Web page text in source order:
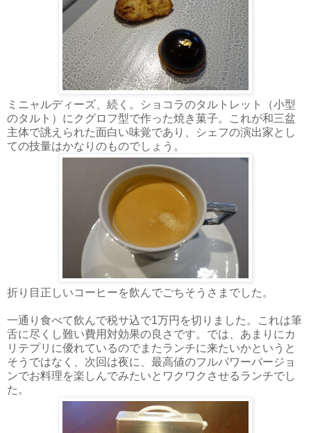
ミニャルディーズ、続く。ショコラのタルトレット（小型
のタルト）にクグロフ型で作った焼き菓子。これが和三盆
主体で誂えられた面白い味覚であり、シェフの演出家とし
ての技量はかなりのものでしょう。
折り目正しいコーヒーを飲んでごちそうさまでした。
一通り食べて飲んで税サ込で1万円を切りました。これは筆
舌に尽くし難い費用対効果の良さです。では、あまりにカ
リテプリに優れているのでまたランチに来たいかというと
そうではなく、次回は夜に、最高値のフルパワーバージョ
ンでお料理を楽しんでみたいとワクワクさせるランチでし
た。